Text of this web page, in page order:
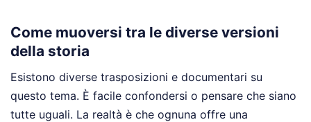
Come muoversi tra le diverse versioni
della storia
Esistono diverse trasposizioni e documentari su
questo tema. È facile confondersi o pensare che siano
tutte uguali. La realtà è che ognuna offre una